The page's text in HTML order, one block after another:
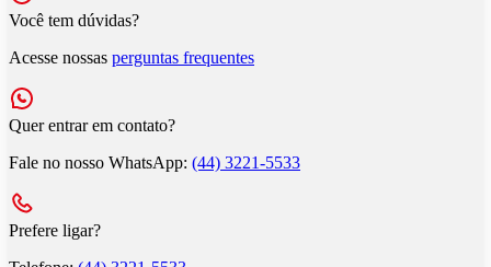
Você tem dúvidas?
Acesse nossas perguntas frequentes
Quer entrar em contato?
Fale no nosso WhatsApp: (44) 3221-5533
Prefere ligar?